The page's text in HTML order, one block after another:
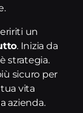
un
. Inizia da
strategia.
sicuro per
vita
azienda.